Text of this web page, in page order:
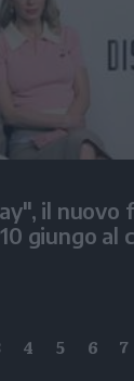
il nuovo
giungo al
4 5 6 7